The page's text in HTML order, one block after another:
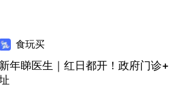
食玩买
新年睇医生｜红日都开！政府门诊